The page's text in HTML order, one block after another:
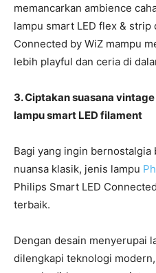
memancarkan ambience
lampu smart LED flex & strip
Connected by WiZ mampu
lebih playful dan ceria di
3. Ciptakan suasana
lampu smart LED filament
Bagi yang ingin bernostalgia
nuansa klasik, jenis lampu
Philips Smart LED
terbaik.
Dengan desain menyerupai
dilengkapi teknologi